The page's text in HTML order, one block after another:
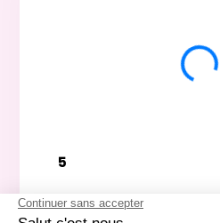
5
Maison6 pièces - 191m²